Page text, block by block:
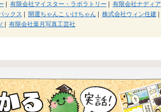
有限会社マイスター・ラボラトリー 有限会社ナディア
ックス 開運ちゃんこ いけちゃん 株式会社ウィン住建|
有限会社葉月写真工芸社